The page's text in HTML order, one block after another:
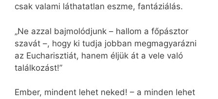
csak valami láthatatlan eszme, fantáziálás.
„Ne azzal bajmolódjunk – hallom a főpásztor
szavát –, hogy ki tudja jobban megmagyarázni
az Eucharisztiát, hanem éljük át a vele való
találkozást!”
Ember, mindent lehet neked! – a minden lehet